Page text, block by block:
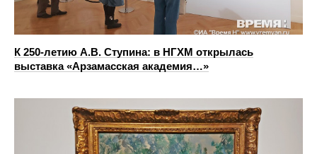
К 250-летию А.В. Ступина: в НГХМ открылась
выставка «Арзамасская академия…»